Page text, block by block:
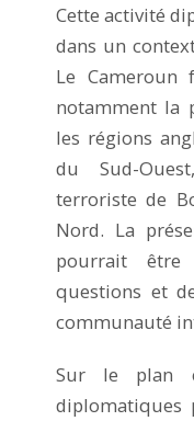
Cette activité
dans un
Le Cameroun
notamment la
les régions
du Sud-
terroriste de
Nord. La
pourrait être
questions et
communauté
Sur le plan
diplomatiques